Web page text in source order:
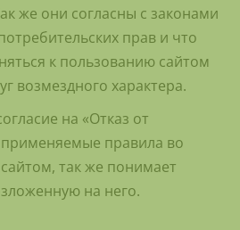
же они согласны с законами
прав и что
к пользованию сайтом
возмездного характера.
на «Отказ от
применяемые правила во
так же понимает
на него.